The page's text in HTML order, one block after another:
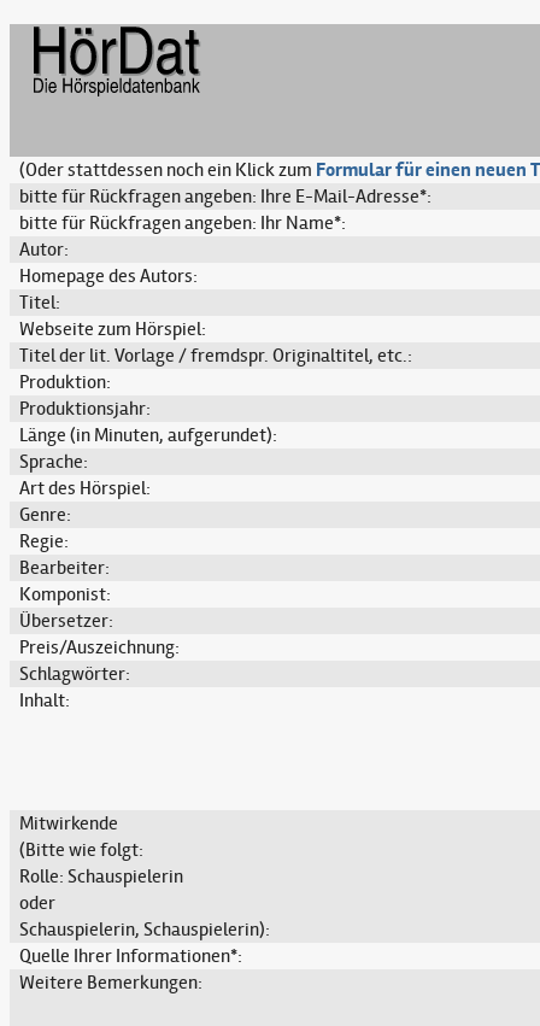
(Oder stattdessen noch ein Klick zum Formular für einen neuen
bitte für Rückfragen angeben: Ihre E-Mail-Adresse*:
bitte für Rückfragen angeben: Ihr Name*:
Autor:
Homepage des Autors:
Titel:
Webseite zum Hörspiel:
Titel der lit. Vorlage / fremdspr. Originaltitel, etc.:
Produktion:
Produktionsjahr:
Länge (in Minuten, aufgerundet):
Sprache:
Art des Hörspiel:
Genre:
Regie:
Bearbeiter:
Komponist:
Übersetzer:
Preis/Auszeichnung:
Schlagwörter:
Inhalt:
Mitwirkende
(Bitte wie folgt:
Rolle: Schauspielerin
oder
Schauspielerin, Schauspielerin):
Quelle Ihrer Informationen*:
Weitere Bemerkungen: